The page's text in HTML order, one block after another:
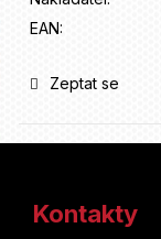
EAN:
Zeptat se
Kontakty